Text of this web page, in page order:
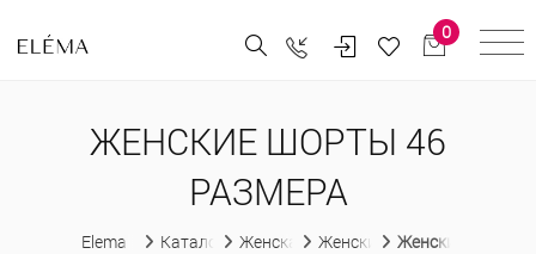
0
ЖЕНСКИЕ ШОРТЫ 46
РАЗМЕРА
Elema Каталог Женская одеждаЖенские шортыЖенские шорты